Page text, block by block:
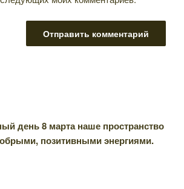
день 8 марта наше пространство
позитивными энергиями.